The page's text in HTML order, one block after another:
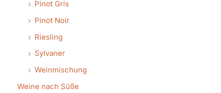
Pinot Gris
Pinot Noir
Riesling
Sylvaner
Weinmischung
Weine nach Süße